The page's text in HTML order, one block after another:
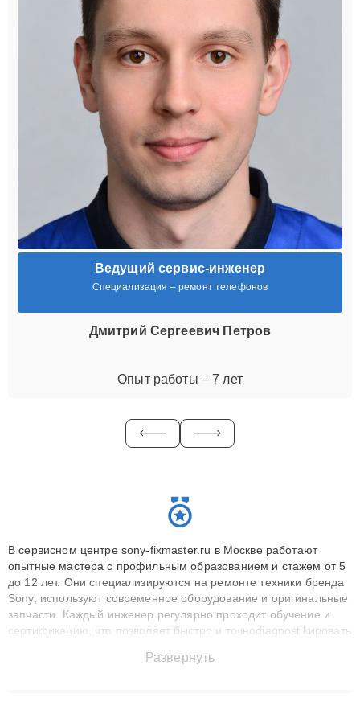
Ведущий сервис-инженер
Специализация – ремонт телефонов
Дмитрий Сергеевич Петров
Опыт работы – 7 лет
В сервисном центре sony-fixmaster.ru в Москве работают
опытные мастера с профильным образованием и стажем от 5
до 12 лет. Они специализируются на ремонте техники бренда
Sony, используют современное оборудование и оригинальные
запчасти. Каждый инженер регулярно проходит обучение и
сертификацию, что позволяет быстро и точноdiagnostikировать
до 3 лет. Наши мастера решают сложные случаи: от замены
Развернуть